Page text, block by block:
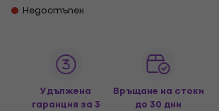
Недостъпен
Удължена
гаранция за 3
Връщане на стоки
до 30 дни